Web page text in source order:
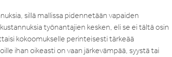
sillä mallissa pidennetään vapaiden
työnantajien kesken, eli se ei tältä osin
kokoomukselle perinteisesti tärkeää
ihan oikeasti on vaan järkevämpää, syystä tai